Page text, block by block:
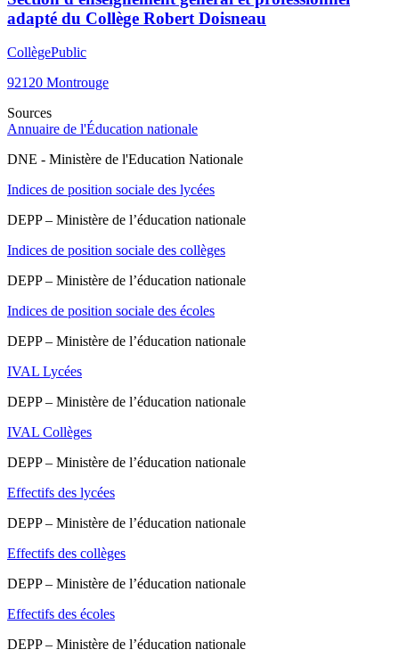
adapté du Collège Robert Doisneau
CollègePublic
92120 Montrouge
Sources
Annuaire de l'Éducation nationale
DNE - Ministère de l'Education Nationale
Indices de position sociale des lycées
DEPP – Ministère de l’éducation nationale
Indices de position sociale des collèges
DEPP – Ministère de l’éducation nationale
Indices de position sociale des écoles
DEPP – Ministère de l’éducation nationale
IVAL Lycées
DEPP – Ministère de l’éducation nationale
IVAL Collèges
DEPP – Ministère de l’éducation nationale
Effectifs des lycées
DEPP – Ministère de l’éducation nationale
Effectifs des collèges
DEPP – Ministère de l’éducation nationale
Effectifs des écoles
DEPP – Ministère de l’éducation nationale